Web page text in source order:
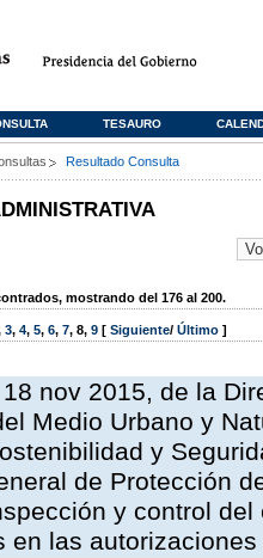
TESAURO
Resultado Consulta
mostrando del 176 al 200.
3, 4, 5, 6, 7, 8, 9 [ Siguiente/ Último ]
nov 2015, de la
Medio Urbano y
y
de Protección
y control
en las